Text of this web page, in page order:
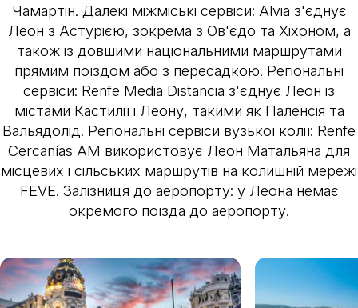
Чамартін. Далекі міжміські сервіси: Alvia з'єднує
Леон з Астурією, зокрема з Ов'єдо та Хіхоном, а
також із довшими національними маршрутами
прямим поїздом або з пересадкою. Регіональні
сервіси: Renfe Media Distancia з'єднує Леон із
містами Кастилії і Леону, такими як Паленсія та
Вальядолід. Регіональні сервіси вузької колії: Renfe
Cercanías AM використовує Леон Матальяна для
місцевих і сільських маршрутів на колишній мережі
FEVE. Залізниця до аеропорту: у Леона немає
окремого поїзда до аеропорту.